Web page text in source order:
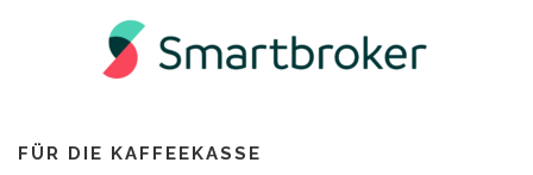
FÜR DIE KAFFEEKASSE